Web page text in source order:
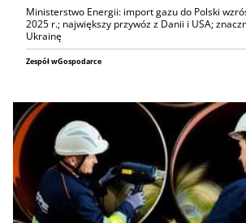
Ministerstwo Energii: import gazu do Polski
2025 r.; największy przywóz z Danii i USA;
Ukrainę
Zespół wGospodarce